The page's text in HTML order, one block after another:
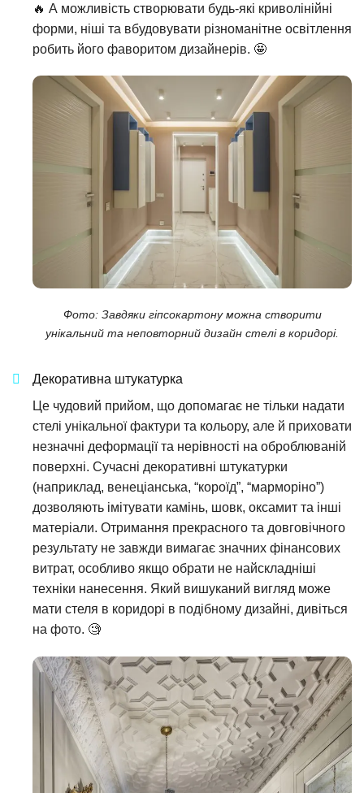
🔥 А можливість створювати будь-які криволінійні
форми, ніші та вбудовувати різноманітне освітлення
робить його фаворитом дизайнерів. 🤩
Фото: Завдяки гіпсокартону можна створити
унікальний та неповторний дизайн стелі в коридорі.
Декоративна штукатурка
Це чудовий прийом, що допомагає не тільки надати
стелі унікальної фактури та кольору, але й приховати
незначні деформації та нерівності на оброблюваній
поверхні. Сучасні декоративні штукатурки
(наприклад, венеціанська, “короїд”, “марморіно”)
дозволяють імітувати камінь, шовк, оксамит та інші
матеріали. Отримання прекрасного та довговічного
результату не завжди вимагає значних фінансових
витрат, особливо якщо обрати не найскладніші
техніки нанесення. Який вишуканий вигляд може
мати стеля в коридорі в подібному дизайні, дивіться
на фото. 🧐